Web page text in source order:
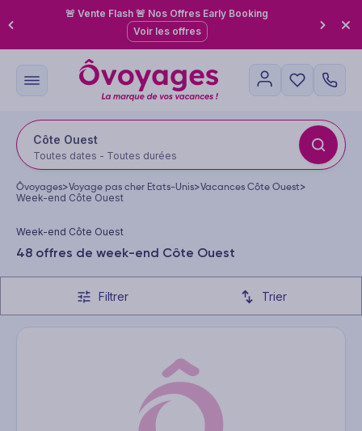
🚨 Vente Flash 🚨 Nos Offres Early Booking
Voir les offres
Côte Ouest
Toutes dates - Toutes durées
Ôvoyages>Voyage pas cher Etats-Unis>Vacances Côte Ouest>
Week-end Côte Ouest
Week-end Côte Ouest
48 offres de week-end Côte Ouest
Filtrer Trier